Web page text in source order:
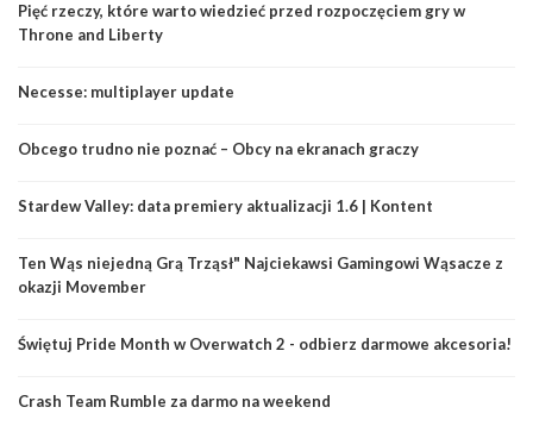
Pięć rzeczy, które warto wiedzieć przed rozpoczęciem gry w
Throne and Liberty
Necesse: multiplayer update
Obcego trudno nie poznać – Obcy na ekranach graczy
Stardew Valley: data premiery aktualizacji 1.6 | Kontent
Ten Wąs niejedną Grą Trząsł" Najciekawsi Gamingowi Wąsacze z
okazji Movember
Świętuj Pride Month w Overwatch 2 - odbierz darmowe akcesoria!
Crash Team Rumble za darmo na weekend